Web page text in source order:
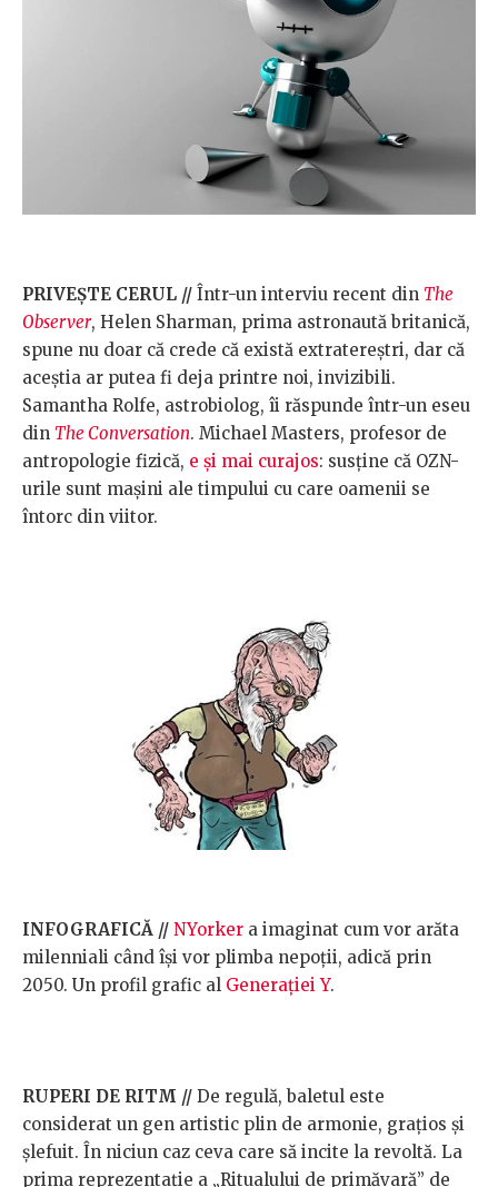
PRIVEȘTE CERUL // Într-un interviu recent din The
Observer, Helen Sharman, prima astronaută britanică,
spune nu doar că crede că există extratereștri, dar că
aceștia ar putea fi deja printre noi, invizibili.
Samantha Rolfe, astrobiolog, îi răspunde într-un eseu
din The Conversation. Michael Masters, profesor de
antropologie fizică, e și mai curajos: susține că OZN-
urile sunt mașini ale timpului cu care oamenii se
întorc din viitor.
INFOGRAFICĂ // NYorker a imaginat cum vor arăta
milenniali când își vor plimba nepoții, adică prin
2050. Un profil grafic al Generației Y.
RUPERI DE RITM // De regulă, baletul este
considerat un gen artistic plin de armonie, grațios și
șlefuit. În niciun caz ceva care să incite la revoltă. La
prima reprezentație a „Ritualului de primăvară” de